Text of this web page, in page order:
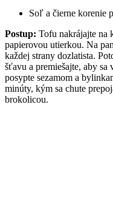
Soľ a čierne korenie
Postup: Tofu nakrájajte na
papierovou utierkou. Na
každej strany dozlatista.
šťavu a premiešajte, aby
posypte sezamom a
minúty, kým sa chute
brokolicou.